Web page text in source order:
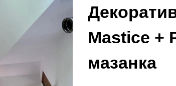
Mastice +
мазанка